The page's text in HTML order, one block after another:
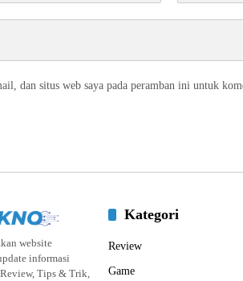
dan situs web saya pada peramban ini untuk
website
informasi
Tips & Trik,
Kategori
Review
Game